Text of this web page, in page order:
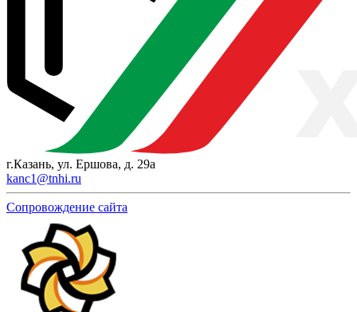
г.Казань, ул. Ершова, д. 29а
kanc1@tnhi.ru
Сопровождение сайта